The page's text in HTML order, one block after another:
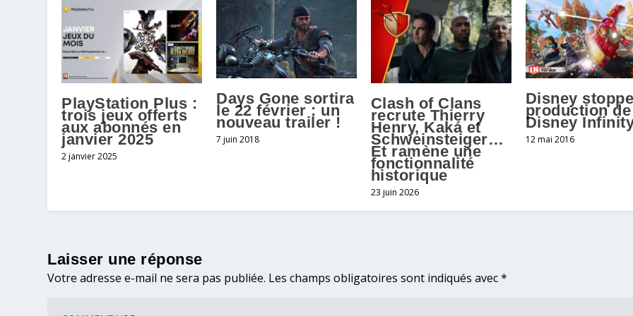
PlayStation Plus :
trois jeux offerts
aux abonnés en
janvier 2025
2 janvier 2025
Days Gone sortira
le 22 février : un
nouveau trailer !
7 juin 2018
Clash of Clans
recrute Thierry
Henry, Kaká et
Schweinsteiger…
Et ramène une
fonctionnalité
historique
23 juin 2026
Disney
production de
Disney
12 mai 2016
Laisser une réponse
Votre adresse e-mail ne sera pas publiée. Les champs obligatoires sont indiqués avec*